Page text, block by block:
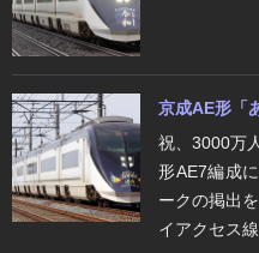
京成AE形「
祝、3000万
形AE7編成
ークの掲出
イアクセス